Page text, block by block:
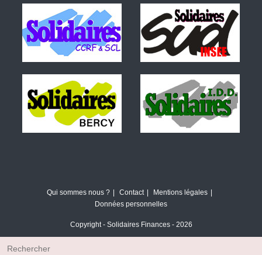
Qui sommes nous ? Contact
Mentions légales
Données personnelles
Copyright - Solidaires Finances - 2026
Rechercher